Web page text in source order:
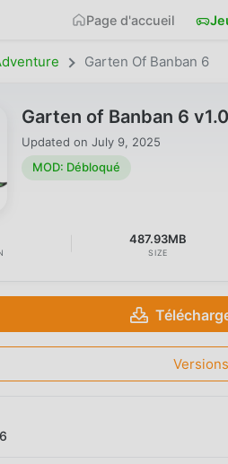
Page d'accueil
Garten Of Banban 6
Garten of Banban 6
Updated on July 9, 2025
MOD: Débloqué
487.93MB
SIZE